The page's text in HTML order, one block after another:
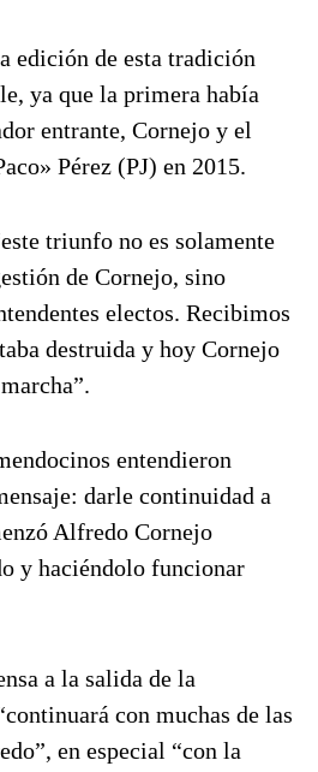
edición de esta tradición
ya que la primera había
entrante, Cornejo y el
Pérez (PJ) en 2015.
triunfo no es solamente
de Cornejo, sino
electos. Recibimos
destruida y hoy Cornejo
entendieron
darle continuidad a
Alfredo Cornejo
y haciéndolo funcionar
a la salida de la
con muchas de las
en especial “con la